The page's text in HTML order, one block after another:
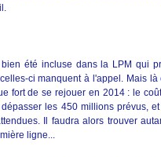
été incluse dans la LPM qui
ci manquent à l'appel. Mais
fort de se rejouer en 2014 : le
les 450 millions prévus,
Il faudra alors trouver
ligne...